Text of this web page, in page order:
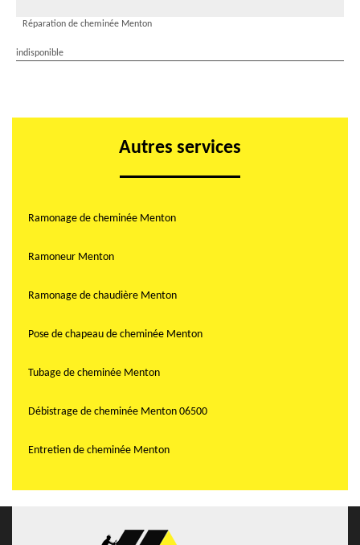
Réparation de cheminée Menton
indisponible
Autres services
Ramonage de cheminée Menton
Ramoneur Menton
Ramonage de chaudière Menton
Pose de chapeau de cheminée Menton
Tubage de cheminée Menton
Débistrage de cheminée Menton 06500
Entretien de cheminée Menton